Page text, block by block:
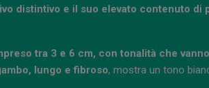
distintivo e il suo elevato contenuto di
tra 3 e 6 cm, con tonalità che
lungo e fibroso, mostra un tono